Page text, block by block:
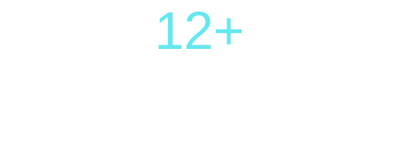
12+